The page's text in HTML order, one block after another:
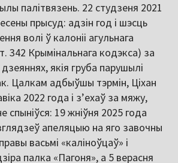
палітвязень. 22 студзеня 2021
прысуд: адзін год і шэсць
волі ў калоніі агульнага
342 Крымінальнага кодэкса) за
якія груба парушылі
Цалкам адбыўшы тэрмін, Ціхан
2022 года і з’ехаў за мяжу,
спыніўся: 19 жніўня 2025 года
апеляцыю на яго завочны
васьмі «каліноўцаў» і
палка «Пагоня», а 5 верасня